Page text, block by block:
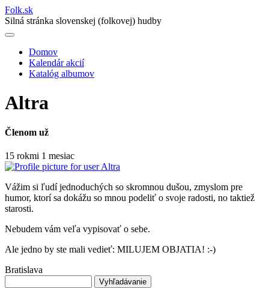
Folk.sk
Silná stránka slovenskej (folkovej) hudby
Main
navigation
Domov
Kalendár akcií
Katalóg albumov
Altra
Členom už
15 rokmi 1 mesiac
Vážim si ľudí jednoduchých so skromnou dušou, zmyslom pre
humor, ktorí sa dokážu so mnou podeliť o svoje radosti, no taktiež
starosti.
Nebudem vám veľa vypisovať o sebe.
Ale jedno by ste mali vedieť: MILUJEM OBJATIA! :-)
Bratislava